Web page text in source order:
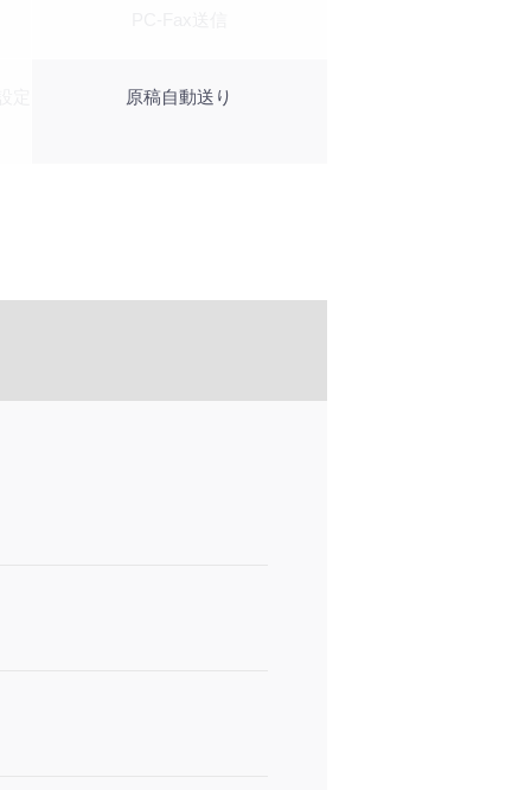
原稿自動送り